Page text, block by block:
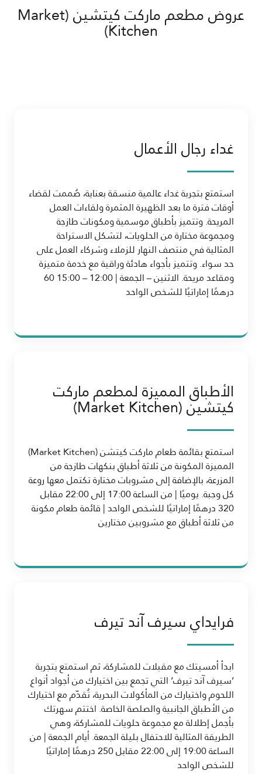
عروض مطعم ماركت كيتشين (Market
Kitchen)
غداء رجال الأعمال
استمتع بتجربة غداء عالمية منسقة بعناية، صُممت لقضاء
أوقات فترة ما بعد الظهيرة المثمرة ولقاءات العمل
المريحة. وتتميز بأطباق موسمية ومكونات طازجة
ومجموعة مختارة من الحلويات، لتشكل الاستراحة
المثالية في منتصف النهار للزملاء وشركاء العمل على
حد سواء. وتتميز بأجواء هادئة وراقية مع خدمة متميزة
ومقاعد مريحة. الاثنين – الجمعة | 12:00 – 15:00 60
درهمًا إماراتيًا للشخص الواحد
الأطباق المميزة لمطعم ماركت
كيتشين (Market Kitchen)
استمتع بقائمة طعام ماركت كيتشن (Market Kitchen)
المميزة المكونة من ثلاثة أطباق بنكهات طازجة من
المزرعة، بالإضافة إلى مشروبات مختارة تكتمل معها روعة
كل وجبة. يوميًا | من الساعة 17:00 إلى 22:00 مقابل
320 درهمًا إماراتيًا للشخص الواحد | قائمة طعام مكونة
من ثلاثة أطباق مع مشروبين مختارين
فرايداي سيرف آند تيرف
ابدأ أمسيتك مع مقبلات للمشاركة، ثم استمتع بتجربة
’سيرف آند تيرف’ التي تجمع بين اختيارك من أجواد أنواع
اللحوم واختيارك من المأكولات البحرية، تُقدّم مع اختيارك
من الأطباق الجانبية والصلصة الخاصة. اختتم سهرتك
بأجمل إطلالة مع مجموعة حلويات للمشاركة، وهي
الطريقة المثالية للاحتفال بليلة الجمعة. أيام الجمعة | من
الساعة 19:00 إلى 22:00 مقابل 250 درهمًا إماراتيًا
للشخص الواحد